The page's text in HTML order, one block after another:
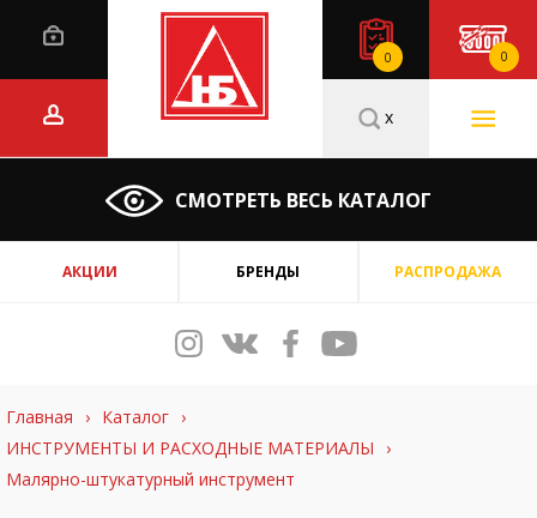
0 0
СМОТРЕТЬ ВЕСЬ КАТАЛОГ
x
АКЦИИ БРЕНДЫ РАСПРОДАЖА
Главная › Каталог ›
ИНСТРУМЕНТЫ И РАСХОДНЫЕ МАТЕРИАЛЫ
›
Малярно-штукатурный инструмент